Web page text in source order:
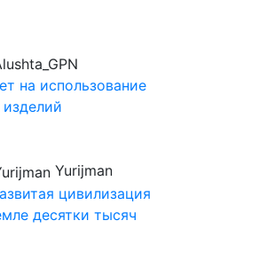
на использование
Yurijman
цивилизация
десятки тысяч